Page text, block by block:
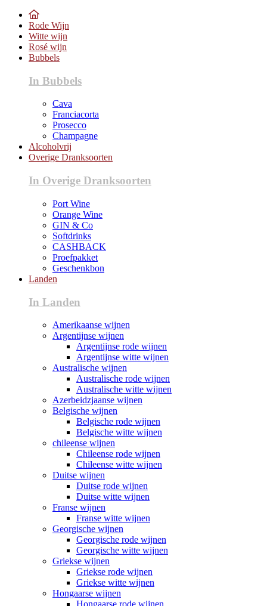
Rode Wijn
Witte wijn
Rosé wijn
Bubbels
In Bubbels
Cava
Franciacorta
Prosecco
Champagne
Alcoholvrij
Overige Dranksoorten
In Overige Dranksoorten
Port Wine
Orange Wine
GIN & Co
Softdrinks
CASHBACK
Proefpakket
Geschenkbon
Landen
In Landen
Amerikaanse wijnen
Argentijnse wijnen
Argentijnse rode wijnen
Argentijnse witte wijnen
Australische wijnen
Australische rode wijnen
Australische witte wijnen
Azerbeidzjaanse wijnen
Belgische wijnen
Belgische rode wijnen
Belgische witte wijnen
chileense wijnen
Chileense rode wijnen
Chileense witte wijnen
Duitse wijnen
Duitse rode wijnen
Duitse witte wijnen
Franse wijnen
Franse witte wijnen
Georgische wijnen
Georgische rode wijnen
Georgische witte wijnen
Griekse wijnen
Griekse rode wijnen
Griekse witte wijnen
Hongaarse wijnen